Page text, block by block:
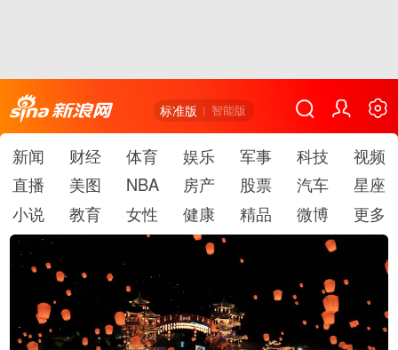
标准版 智能版
新闻 财经 体育 娱乐 军事 科技
视频
直播
美图 NBA 房产 股票 汽车
星座
小说
教育 女性 健康 精品 微博 更多